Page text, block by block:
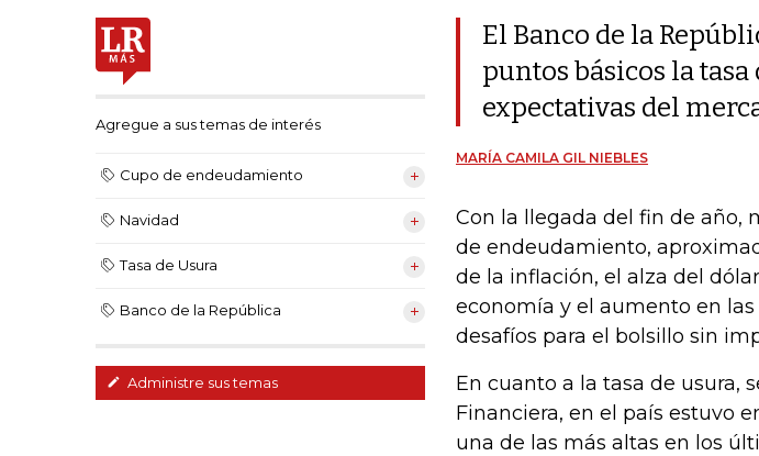
Agregue a sus temas de interés
Cupo de endeudamiento
Navidad
Tasa de Usura
Banco de la República
Administre sus temas
El Banco de la
puntos básicos la
expectativas del
MARÍA CAMILA GIL NIEBLES
Con la llegada del fin de año,
de endeudamiento,
de la inflación, el alza del
economía y el aumento en
desafíos para el bolsillo sin
En cuanto a la tasa de usura,
Financiera, en el país estuvo
una de las más altas en los